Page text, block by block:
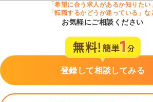
「希望に合う求人があるか知りたい
「転職するかどうか迷っている」な
お気軽にご相談ください
登録して相談してみる